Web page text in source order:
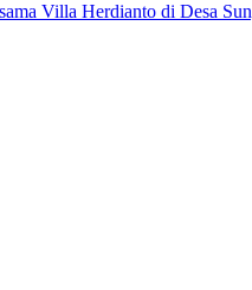
Villa Herdianto di Desa